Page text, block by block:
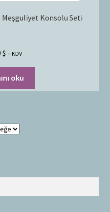
Konsolu Seti
$ + KDV
oku